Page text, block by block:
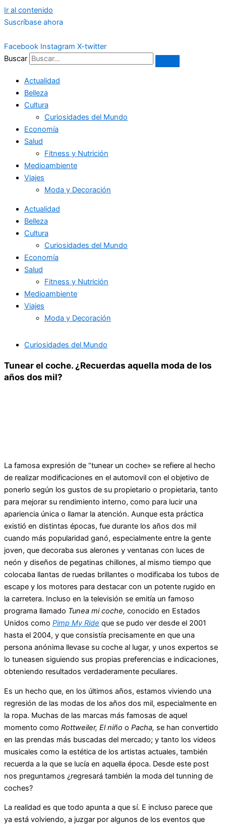
Ir al contenido
Suscríbase ahora
Facebook Instagram X-twitter
Buscar
Actualidad
Belleza
Cultura
Curiosidades del Mundo
Economía
Salud
Fitness y Nutrición
Medioambiente
Viajes
Moda y Decoración
Actualidad
Belleza
Cultura
Curiosidades del Mundo
Economía
Salud
Fitness y Nutrición
Medioambiente
Viajes
Moda y Decoración
Curiosidades del Mundo
Tunear el coche. ¿Recuerdas aquella moda de los
años dos mil?
La famosa expresión de “tunear un coche» se refiere al hecho
de realizar modificaciones en el automovil con el objetivo de
ponerlo según los gustos de su propietario o propietaria, tanto
para mejorar su rendimiento interno, como para lucir una
apariencia única o llamar la atención. Aunque esta práctica
existió en distintas épocas, fue durante los años dos mil
cuando más popularidad ganó, especialmente entre la gente
joven, que decoraba sus alerones y ventanas con luces de
neón y diseños de pegatinas chillones, al mismo tiempo que
colocaba llantas de ruedas brillantes o modificaba los tubos de
escape y los motores para destacar con un potente rugido en
la carretera. Incluso en la televisión se emitía un famoso
programa llamado Tunea mi coche, conocido en Estados
Unidos como Pimp My Ride que se pudo ver desde el 2001
hasta el 2004, y que consistía precisamente en que una
persona anónima llevase su coche al lugar, y unos expertos se
lo tuneasen siguiendo sus propias preferencias e indicaciones,
obteniendo resultados verdaderamente peculiares.
Es un hecho que, en los últimos años, estamos viviendo una
regresión de las modas de los años dos mil, especialmente en
la ropa. Muchas de las marcas más famosas de aquel
momento como Rottweiler, El niño o Pacha, se han convertido
en las prendas más buscadas del mercado; y tanto los videos
musicales como la estética de los artistas actuales, también
recuerda a la que se lucía en aquella época. Desde este post
nos preguntamos ¿regresará también la moda del tunning de
coches?
La realidad es que todo apunta a que sí. E incluso parece que
ya está volviendo, a juzgar por algunos de los eventos que